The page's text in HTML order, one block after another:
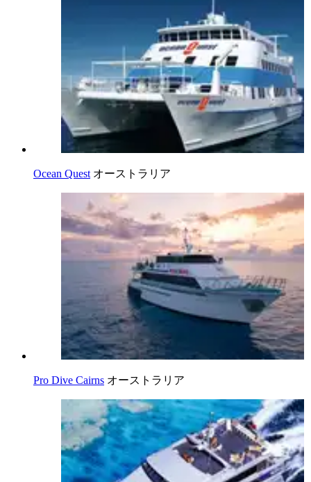
Ocean Quest オーストラリア
Pro Dive Cairns オーストラリア